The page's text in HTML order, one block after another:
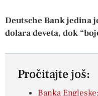
Deutsche Bank jedina
dolara deveta, dok
Pročitajte još:
Banka